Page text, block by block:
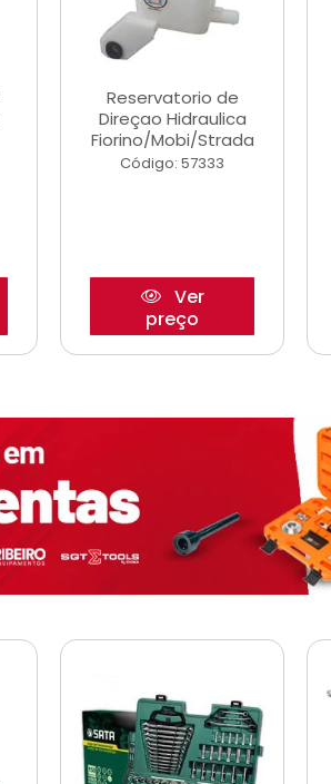
Reservatorio de
Direçao Hidraulica
Fiorino/Mobi/Strada
Código: 57333
Ver
preço